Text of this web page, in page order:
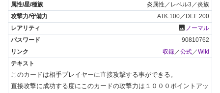
炎属性／レベル3／炎族
ATK:100／DEF:200
photo ノーマル
90810762
収録／公式／Wiki
このカードは相手プレイヤーに直接攻撃する事ができる。
直接攻撃に成功する度にこのカードの攻撃力は１０００ポイントアッ